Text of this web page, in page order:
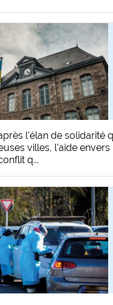
l'élan de solidarité
villes, l'aide
q...